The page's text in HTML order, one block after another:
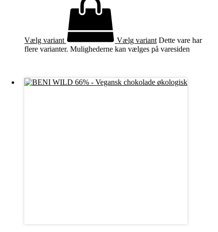
Vælg variant Vælg variant Dette vare har
flere varianter. Mulighederne kan vælges på varesiden